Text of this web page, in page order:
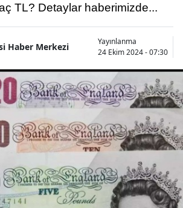
TL? Detaylar haberimizde...
Haber Merkezi
Yayınlanma
24 Ekim 2024 - 07:30